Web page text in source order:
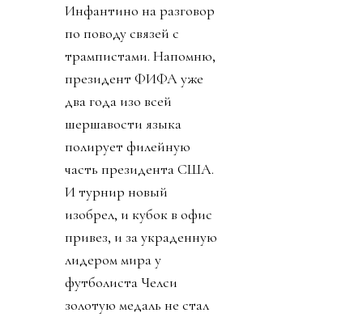
взорвался. УЕФА первой
созвала экстренное
совещание федераций.
Попутно выпустив
заявление, что ФИФА
перешла все линии.
Следом собрание
объявила КОНКАКАФ.
Конгресс США вызвал
Инфантино на разговор
по поводу связей с
трампистами. Напомню,
президент ФИФА уже
два года изо всей